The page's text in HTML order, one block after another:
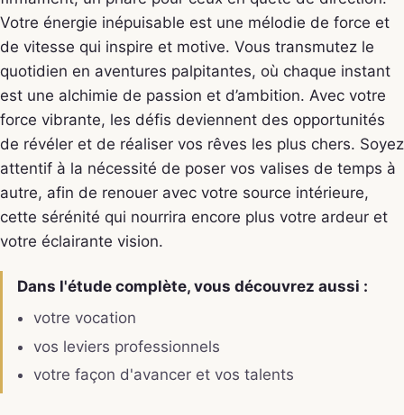
Votre énergie inépuisable est une mélodie de force et
de vitesse qui inspire et motive. Vous transmutez le
quotidien en aventures palpitantes, où chaque instant
est une alchimie de passion et d’ambition. Avec votre
force vibrante, les défis deviennent des opportunités
de révéler et de réaliser vos rêves les plus chers. Soyez
attentif à la nécessité de poser vos valises de temps à
autre, afin de renouer avec votre source intérieure,
cette sérénité qui nourrira encore plus votre ardeur et
votre éclairante vision.
Dans l'étude complète, vous découvrez aussi :
votre vocation
vos leviers professionnels
votre façon d'avancer et vos talents